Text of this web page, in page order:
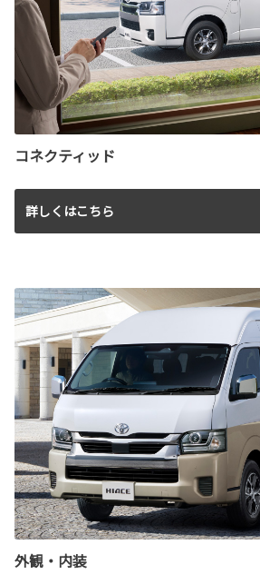
コネクティッド
詳しくはこちら
外観・内装